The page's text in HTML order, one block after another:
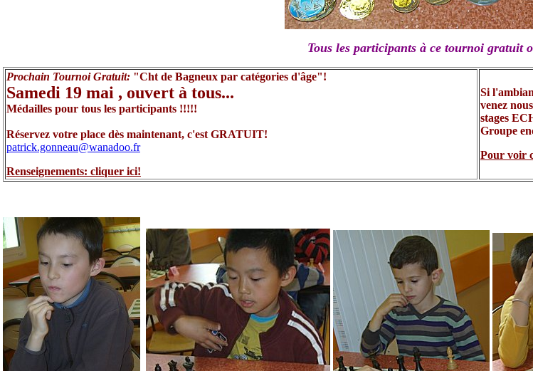
Tous les participants à ce tournoi gratuit
Prochain Tournoi Gratuit: "Cht de Bagneux par catégories d'âge"!
Samedi 19 mai , ouvert à tous...
Médailles pour tous les participants !!!!!
Réservez votre place dès maintenant, c'est GRATUIT!
patrick.gonneau@wanadoo.fr
Renseignements: cliquer ici!
Si
venez
stages
Groupe
Pour voir